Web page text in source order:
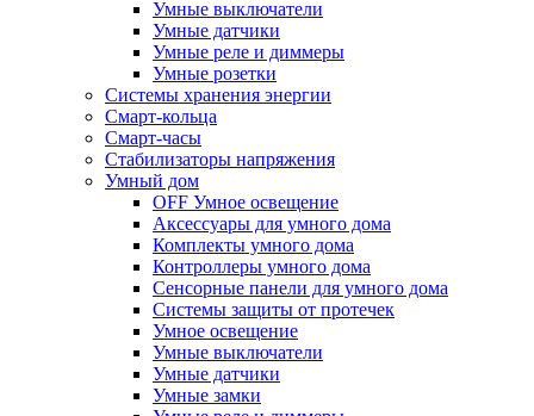
Умные выключатели
Умные датчики
Умные реле и диммеры
Умные розетки
Системы хранения энергии
Смарт-кольца
Смарт-часы
Стабилизаторы напряжения
Умный дом
OFF Умное освещение
Аксессуары для умного дома
Комплекты умного дома
Контроллеры умного дома
Сенсорные панели для умного дома
Системы защиты от протечек
Умное освещение
Умные выключатели
Умные датчики
Умные замки